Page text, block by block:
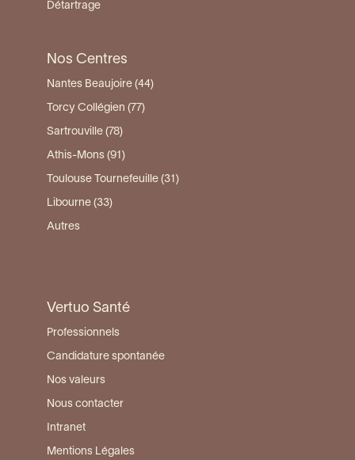
Détartrage
Nos Centres
Nantes Beaujoire (44)
Torcy Collégien (77)
Sartrouville (78)
Athis-Mons (91)
Toulouse Tournefeuille (31)
Libourne (33)
Autres
Vertuo Santé
Professionnels
Candidature spontanée
Nos valeurs
Nous contacter
Intranet
Mentions Légales